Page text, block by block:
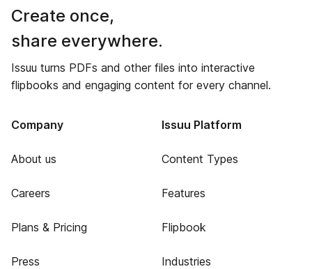
Create once,
share everywhere.
Issuu turns PDFs and other files into interactive
flipbooks and engaging content for every channel.
Company
About us
Careers
Plans & Pricing
Press
Issuu Platform
Content Types
Features
Flipbook
Industries